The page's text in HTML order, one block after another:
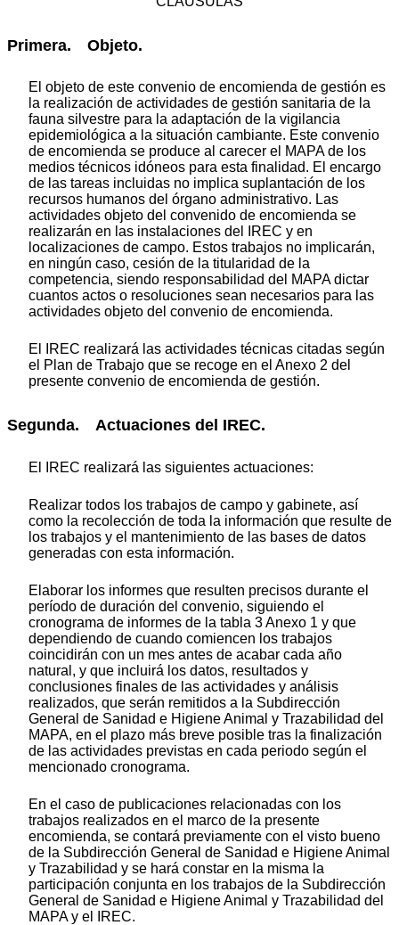
Primera. Objeto.
El objeto de este convenio de encomienda de gestión es
la realización de actividades de gestión sanitaria de la
fauna silvestre para la adaptación de la vigilancia
epidemiológica a la situación cambiante. Este convenio
de encomienda se produce al carecer el MAPA de los
medios técnicos idóneos para esta finalidad. El encargo
de las tareas incluidas no implica suplantación de los
recursos humanos del órgano administrativo. Las
actividades objeto del convenido de encomienda se
realizarán en las instalaciones del IREC y en
localizaciones de campo. Estos trabajos no implicarán,
en ningún caso, cesión de la titularidad de la
competencia, siendo responsabilidad del MAPA dictar
cuantos actos o resoluciones sean necesarios para las
actividades objeto del convenio de encomienda.
El IREC realizará las actividades técnicas citadas según
el Plan de Trabajo que se recoge en el Anexo 2 del
presente convenio de encomienda de gestión.
Segunda. Actuaciones del IREC.
El IREC realizará las siguientes actuaciones:
Realizar todos los trabajos de campo y gabinete, así
como la recolección de toda la información que resulte de
los trabajos y el mantenimiento de las bases de datos
generadas con esta información.
Elaborar los informes que resulten precisos durante el
período de duración del convenio, siguiendo el
cronograma de informes de la tabla 3 Anexo 1 y que
dependiendo de cuando comiencen los trabajos
coincidirán con un mes antes de acabar cada año
natural, y que incluirá los datos, resultados y
conclusiones finales de las actividades y análisis
realizados, que serán remitidos a la Subdirección
General de Sanidad e Higiene Animal y Trazabilidad del
MAPA, en el plazo más breve posible tras la finalización
de las actividades previstas en cada periodo según el
mencionado cronograma.
En el caso de publicaciones relacionadas con los
trabajos realizados en el marco de la presente
encomienda, se contará previamente con el visto bueno
de la Subdirección General de Sanidad e Higiene Animal
y Trazabilidad y se hará constar en la misma la
participación conjunta en los trabajos de la Subdirección
General de Sanidad e Higiene Animal y Trazabilidad del
MAPA y el IREC.